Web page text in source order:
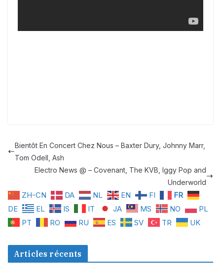
Bientôt En Concert Chez Nous – Baxter Dury, Johnny Marr,
Tom Odell, Ash
Electro News @ – Covenant, The KVB, Iggy Pop and
Underworld
ZH-CN DA NL EN FI
FR
DE
EL IS IT JA MS NO
PL
PT
RO RU ES SV TR UK
Articles récents